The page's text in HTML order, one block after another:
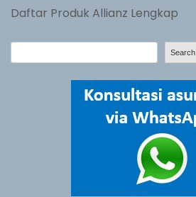
Daftar Produk Allianz Lengkap
e
Search